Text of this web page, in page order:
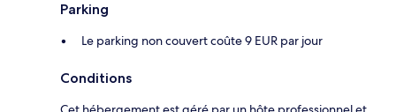
Parking
Le parking non couvert coûte 9 EUR par jour
Conditions